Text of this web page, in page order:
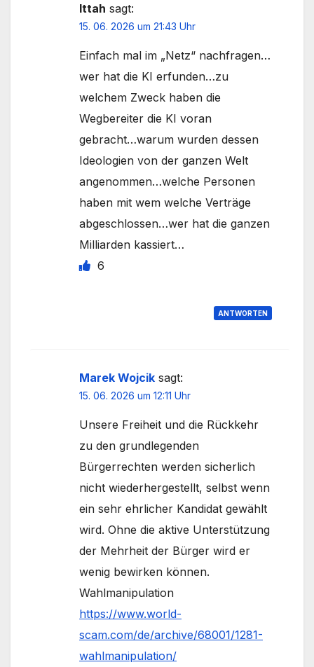
Ittah sagt:
15. 06. 2026 um 21:43 Uhr
Einfach mal im „Netz“ nachfragen…
wer hat die KI erfunden…zu
welchem Zweck haben die
Wegbereiter die KI voran
gebracht…warum wurden dessen
Ideologien von der ganzen Welt
angenommen…welche Personen
haben mit wem welche Verträge
abgeschlossen…wer hat die ganzen
Milliarden kassiert…
6
ANTWORTEN
Marek Wojcik sagt:
15. 06. 2026 um 12:11 Uhr
Unsere Freiheit und die Rückkehr
zu den grundlegenden
Bürgerrechten werden sicherlich
nicht wiederhergestellt, selbst wenn
ein sehr ehrlicher Kandidat gewählt
wird. Ohne die aktive Unterstützung
der Mehrheit der Bürger wird er
wenig bewirken können.
Wahlmanipulation
https://www.world-
scam.com/de/archive/68001/1281-
wahlmanipulation/